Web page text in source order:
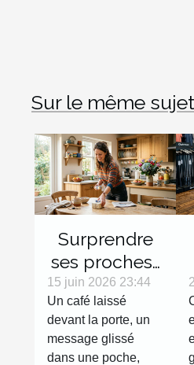
Sur le même sujet
Surprendre
ses proches :
micro-
surprises du
quotidien
15 juin 2026 23:44
Un café laissé
devant la porte, un
message glissé
dans une poche,